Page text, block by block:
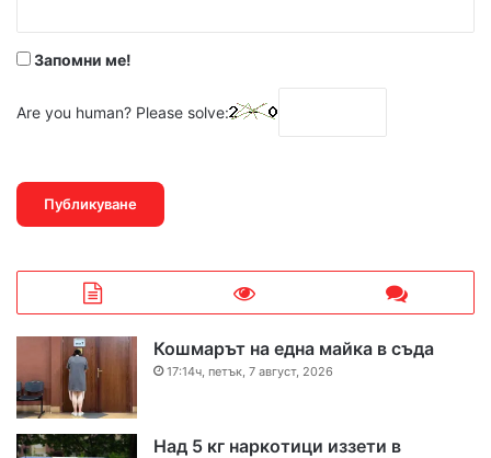
Запомни ме!
Are you human? Please solve:
Кошмарът на една майка в съда
17:14ч, петък, 7 август, 2026
Над 5 кг наркотици иззети в